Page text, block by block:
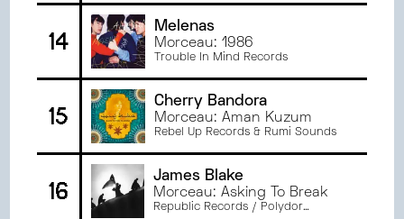
14
Melenas
Morceau: 1986
Trouble In Mind Records
15
Cherry Bandora
Morceau: Aman Kuzum
Rebel Up Records & Rumi Sounds
16
James Blake
Morceau: Asking To Break
Republic Records / Polydor